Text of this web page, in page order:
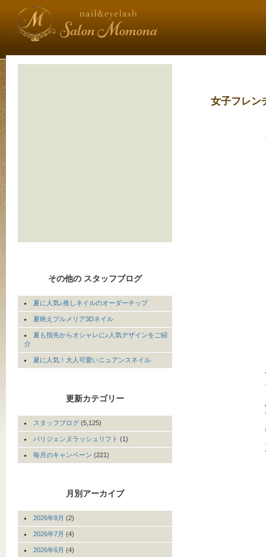
女子フレン
その他の スタッフブログ
夏に人気♪推しネイルのオーダーチップ
夏映えプルメリア3Dネイル
夏も指先からオシャレに♪人気デザインをご紹
介
夏に人気！大人可愛いニュアンスネイル
更新カテゴリー
スタッフブログ (5,125)
パリジェンヌラッシュリフト (1)
毎月のキャンペーン (221)
月別アーカイブ
2026年8月 (2)
2026年7月 (4)
2026年6月 (4)